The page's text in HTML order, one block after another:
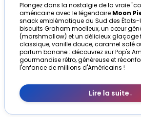
Plongez dans la nostalgie de la vraie
américaine avec le légendaire Moon
snack emblématique du Sud des États-
biscuits Graham moelleux, un cœur
(marshmallow) et un délicieux
classique, vanille douce, caramel salé
parfum banane : découvrez sur Pop's
gourmandise rétro, généreuse et
l'enfance de millions d'Américains !
Lire la suite↓